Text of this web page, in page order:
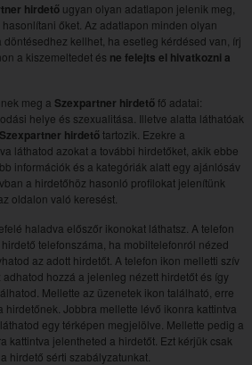
hirdetőugyan olyan adatlapon jelenik meg,
őket. Az adatlapon minden olyan
kellhet, ha esetleg kérdésed van, írj
a kiszemeltedet és ne felejts el hivatkozni a
meg a Szexpartner hirdetőfő adatai:
helye és szexualitása. Illetve alatta láthatóak
Szexpartner hirdetőtartozik. Ezekre a
láthatod azokat a további hirdetőket, akik ebbe
információk és a kategóriák alatt egy ajánlósáv
a hirdetőhöz hasonló profilokat jelenítünk
oldalon való keresést.
haladva előszőr ikonokat láthatsz. A telefon
telefonszáma, ha mobiltelefonról nézed
az adott hirdetőt. A telefon ikon melletti szív
hozzá a jelenleg nézett hirdetőt és így
Mellette az üzenetek ikon található, erre
hirdetőnek. Jobbra mellette lévő ikonra kattintva
egy térképen megjelölve. Mellette pedig a
kattintva jelentheted a hirdetőt. Ezt kérjük csak
hirdető sérti szabályzatunkat.